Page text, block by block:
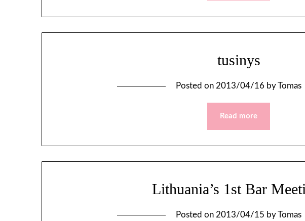
tusinys
Posted on 2013/04/16 byTomas
Read more
Lithuania’s 1st Bar
Posted on 2013/04/15 byTomas